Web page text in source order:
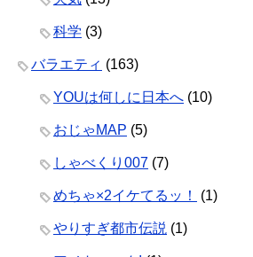
科学 (3)
バラエティ (163)
YOUは何しに日本へ (10)
おじゃMAP (5)
しゃべくり007 (7)
めちゃ×2イケてるッ！ (1)
やりすぎ都市伝説 (1)